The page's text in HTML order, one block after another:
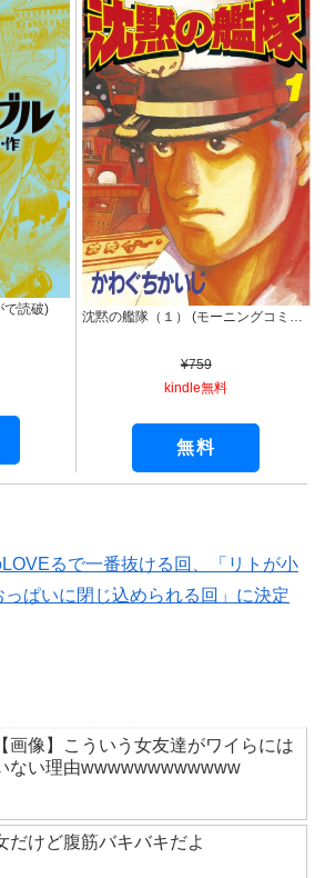
で読破)
沈黙の艦隊（１） (モーニングコミックス)
¥759
kindle無料
無料
るで一番抜ける回、「リトが小
ぱいに閉じ込められる回」に決定
【画像】こういう女友達がワイらには
ない理由wwwwwwwwwwww
だけど腹筋バキバキだよ